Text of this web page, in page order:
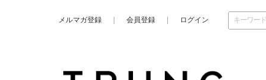
メルマガ登録 会員登録 ログイン